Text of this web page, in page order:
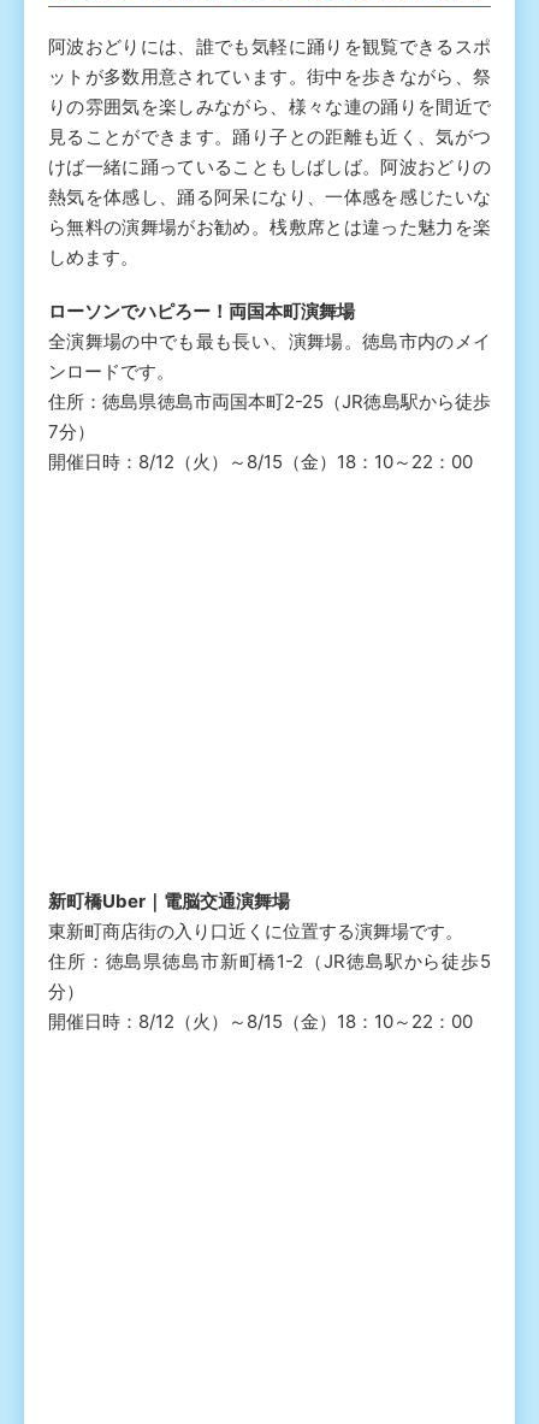
阿波おどりには、誰でも気軽に踊りを観覧できるスポ
ットが多数用意されています。街中を歩きながら、祭
りの雰囲気を楽しみながら、様々な連の踊りを間近で
見ることができます。踊り子との距離も近く、気がつ
けば一緒に踊っていることもしばしば。阿波おどりの
熱気を体感し、踊る阿呆になり、一体感を感じたいな
ら無料の演舞場がお勧め。桟敷席とは違った魅力を楽
しめます。
ローソンでハピろー！両国本町演舞場
全演舞場の中でも最も長い、演舞場。徳島市内のメイ
ンロードです。
住所：徳島県徳島市両国本町2-25（JR徳島駅から徒歩
7分）
開催日時：8/12（火）～8/15（金）18：10～22：00
新町橋Uber｜電脳交通演舞場
東新町商店街の入り口近くに位置する演舞場です。
住所：徳島県徳島市新町橋1-2（JR徳島駅から徒歩5
分）
開催日時：8/12（火）～8/15（金）18：10～22：00